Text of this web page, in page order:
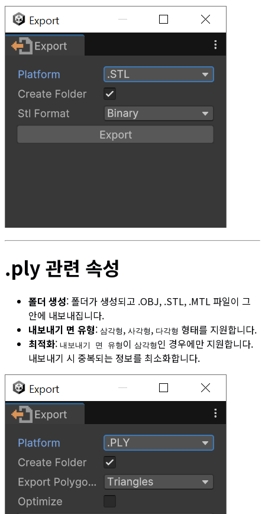
.ply 관련 속성
폴더 생성: 폴더가 생성되고 .OBJ, .STL, .MTL 파일이 그
안에 내보내집니다.
내보내기 면 유형: 삼각형 , 사각형 , 다각형 형태를 지원합니다.
최적화: 내보내기 면 유형 이 삼각형 인 경우에만 지원합니다.
내보내기 시 중복되는 정보를 최소화합니다.